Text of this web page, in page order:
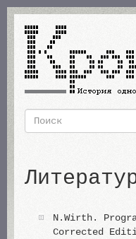
Перейти
основному
содержанию
Поиск
N.Wirth.
Corrected